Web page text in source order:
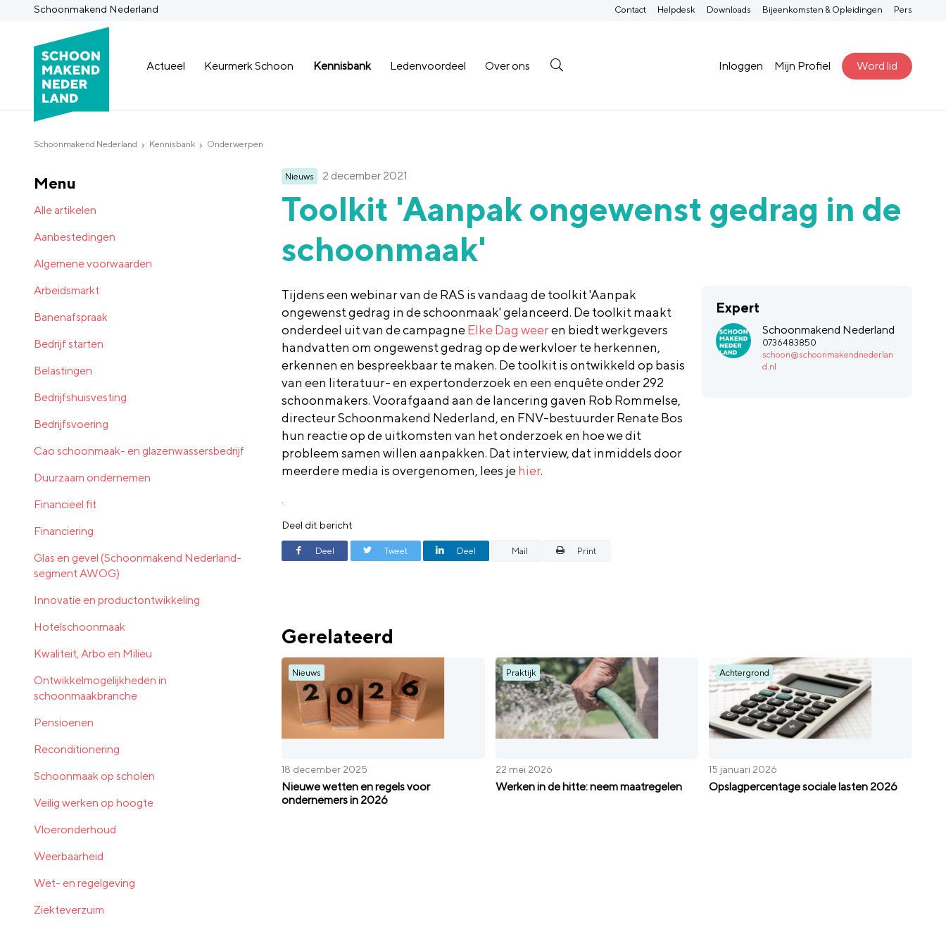
Schoonmakend Nederland
Actueel Keurmerk Schoon Kennisbank Ledenvoordeel Over ons Inloggen Mijn Profiel Word lid
Contact Helpdesk Downloads Bijeenkomsten & Opleidingen Pers
Schoonmakend Nederland Kennisbank Onderwerpen
Nieuws 2 december 2021
Toolkit 'Aanpak ongewenst gedrag in de
schoonmaak'
Tijdens een webinar van de RAS is vandaag de toolkit 'Aanpak
ongewenst gedrag in de schoonmaak' gelanceerd. De toolkit maakt
onderdeel uit van de campagneElke Dag weeren biedt werkgevers
handvatten om ongewenst gedrag op de werkvloer te herkennen,
erkennen en bespreekbaar te maken. De toolkit is ontwikkeld op basis
van een literatuur- en expertonderzoek en een enquête onder 292
schoonmakers. Voorafgaand aan de lancering gaven Rob Rommelse,
directeur Schoonmakend Nederland, en FNV-bestuurder Renate Bos
hun reactie op de uitkomsten van het onderzoek en hoe we dit
probleem samen willen aanpakken. Dat interview, dat inmiddels door
meerdere media is overgenomen, lees jehier.
Expert
Schoonmakend Nederland
0736483850
schoon@schoonmakendnederlan
d.nl
.
Deel dit bericht
Deel Tweet Deel Mail Print
Gerelateerd
Nieuws
18 december 2025
Nieuwe wetten en regels voor
ondernemers in 2026
Praktijk
22 mei 2026
Werken in de hitte: neem maatregelen
Achtergrond
15 januari 2026
Opslagpercentage sociale lasten 2026
Menu
Alle artikelen
Aanbestedingen
Algemene voorwaarden
Arbeidsmarkt
Banenafspraak
Bedrijf starten
Belastingen
Bedrijfshuisvesting
Bedrijfsvoering
Cao schoonmaak- en glazenwassersbedrijf
Duurzaam ondernemen
Financieel fit
Financiering
Glas en gevel (Schoonmakend Nederland-
segment AWOG)
Innovatie en productontwikkeling
Hotelschoonmaak
Kwaliteit, Arbo en Milieu
Ontwikkelmogelijkheden in
schoonmaakbranche
Pensioenen
Reconditionering
Schoonmaak op scholen
Veilig werken op hoogte
Vloeronderhoud
Weerbaarheid
Wet- en regelgeving
Ziekteverzuim